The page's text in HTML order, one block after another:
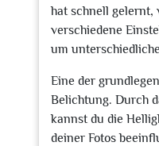
hat schnell gelernt,
verschiedene
um
Eine der
Belichtung. Durch
kannst du die
deiner Fotos